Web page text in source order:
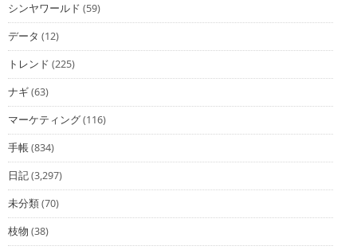
シンヤワールド (59)
データ (12)
トレンド (225)
ナギ(63)
マーケティング(116)
手帳(834)
日記(3,297)
未分類(70)
枝物 (38)